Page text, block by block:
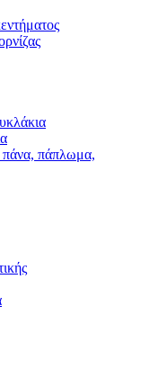
πάνα, πάπλωμα,